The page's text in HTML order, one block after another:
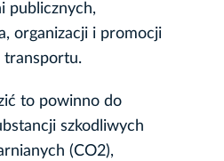
publicznych,
organizacji i promocji
transportu.
to powinno do
szkodliwych
(CO2),